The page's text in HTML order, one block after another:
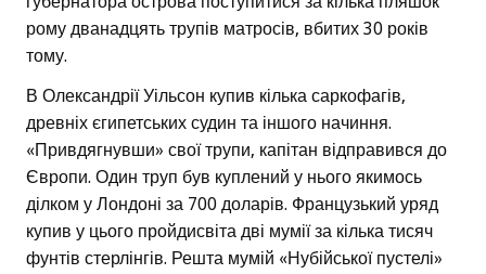
рому дванадцять трупів матросів, вбитих 30 років
тому.
В Олександрії Уільсон купив кілька саркофагів,
древніх єгипетських судин та іншого начиння.
«Привдягнувши» свої трупи, капітан відправився до
Європи. Один труп був куплений у нього якимось
ділком у Лондоні за 700 доларів. Французький уряд
купив у цього пройдисвіта дві мумії за кілька тисяч
фунтів стерлінгів. Решта мумій «Нубійської пустелі»